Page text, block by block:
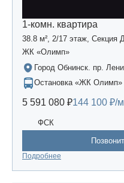
1-комн. квартира
38.8 м², 2/17 этаж,
ЖК «Олимп»
Город Обнинск. пр.
Остановка «ЖК Олимп»
5 591 080 ₽144 100 ₽/
ФСК
Подробнее